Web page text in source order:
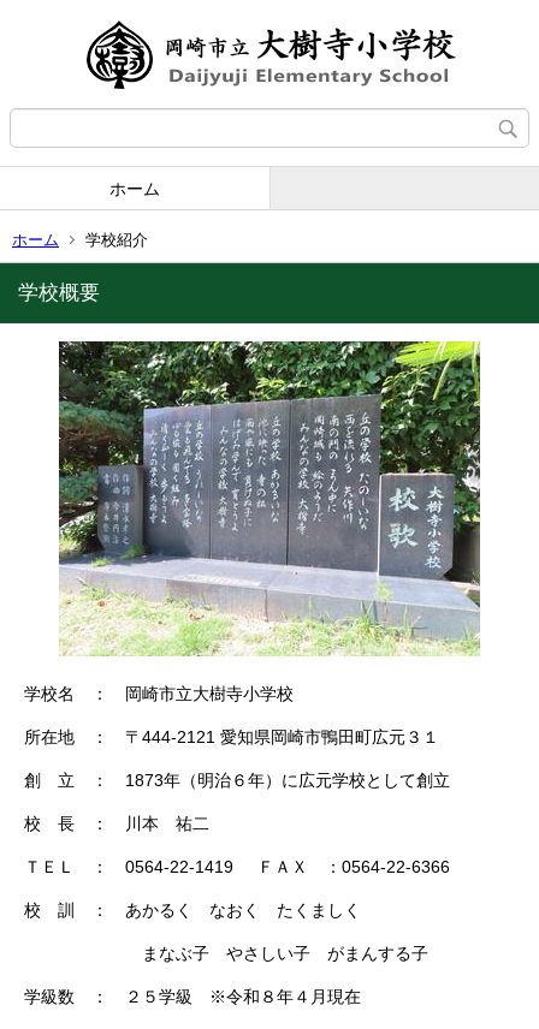
ホーム
ホーム 学校紹介
学校概要
学校名 ： 岡崎市立大樹寺小学校
所在地 ： 〒444-2121 愛知県岡崎市鴨田町広元３１
創 立 ： 1873年（明治６年）に広元学校として創立
校 長 ： 川本 祐二
ＴＥＬ ： 0564-22-1419 ＦＡＸ ：0564-22-6366
校 訓 ： あかるく なおく たくましく
まなぶ子 やさしい子 がまんする子
学級数 ： ２５学級 ※令和８年４月現在